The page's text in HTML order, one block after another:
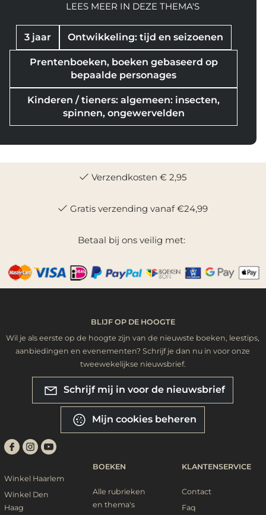
3 jaar Ontwikkeling: tijd en seizoenen
Prentenboeken, boeken gebaseerd op
bepaalde personages
Kinderen / tieners: algemeen: insecten,
spinnen, ongewervelden
LEES MEER IN DEZE THEMA'S
Verzendkosten € 2,95
Gratis verzending vanaf €24,99
Betaal bij ons veilig met:
BLIJF OP DE HOOGTE
Wil je als eerste op de hoogte zijn van de nieuwste boeken, leestips,
aanbiedingen en evenementen? Schrijf je dan nu in voor onze
tweewekelijkse nieuwsbrief.
Schrijf mij in voor de nieuwsbrief
Mijn cookies beheren
Winkel Haarlem
Winkel Den
Haag
BOEKEN
Alle rubrieken
en thema's
KLANTENSERVICE
Contact
Faq